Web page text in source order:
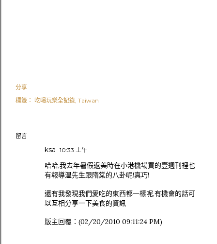
分享
標籤： 吃喝玩樂全記錄 Taiwan
留言
ksa 10:33 上午
哈哈,我去年暑假返美時在小港機場買的壹週刊裡也
有報導溫先生跟隋棠的八卦呢!真巧!
還有我發現我們愛吃的東西都一樣呢,有機會的話可
以互相分享一下美食的資訊
版主回覆：(02/20/2010 09:11:24 PM)